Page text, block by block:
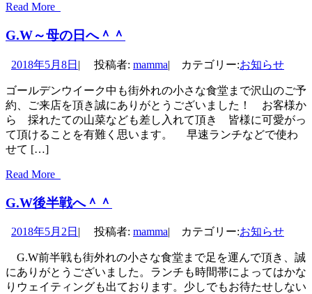
Read More
G.W～母の日へ＾＾
2018年5月8日 | 投稿者: mamma| カテゴリー:お知らせ
ゴールデンウイーク中も街外れの小さな食堂まで沢山のご予
約、ご来店を頂き誠にありがとうございました！ お客様か
ら 採れたての山菜なども差し入れて頂き 皆様に可愛がっ
て頂けることを有難く思います。 早速ランチなどで使わ
せて […]
Read More
G.W後半戦へ＾＾
2018年5月2日 | 投稿者: mamma| カテゴリー:お知らせ
G.W前半戦も街外れの小さな食堂まで足を運んで頂き、誠
にありがとうございました。ランチも時間帯によってはかな
りウェイティングも出ております。少しでもお待たせしない